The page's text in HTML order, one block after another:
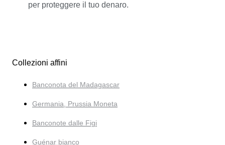
per proteggere il tuo denaro.
Collezioni affini
Banconota del Madagascar
Germania, Prussia Moneta
Banconote dalle Figi
Guénar bianco